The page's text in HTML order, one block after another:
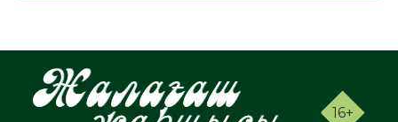
16+